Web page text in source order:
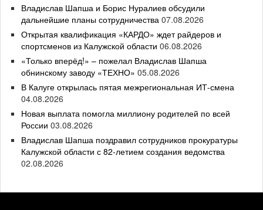
Владислав Шапша и Борис Нуралиев обсудили
дальнейшие планы сотрудничества 07.08.2026
Открытая квалификация «КАРДО» ждет райдеров и
спортсменов из Калужской области 06.08.2026
«Только вперёд!» – пожелал Владислав Шапша
обнинскому заводу «ТЕХНО» 05.08.2026
В Калуге открылась пятая межрегиональная ИТ-смена
04.08.2026
Новая выплата помогла миллиону родителей по всей
России 03.08.2026
Владислав Шапша поздравил сотрудников прокуратуры
Калужской области с 82-летием создания ведомства
02.08.2026